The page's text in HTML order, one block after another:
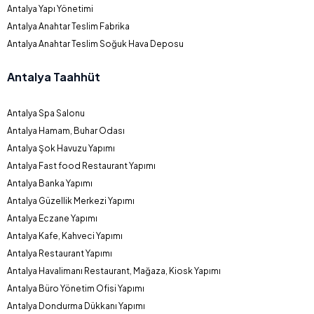
Antalya Yapı Yönetimi
Antalya Anahtar Teslim Fabrika
Antalya Anahtar Teslim Soğuk Hava Deposu
Antalya Taahhüt
Antalya Spa Salonu
Antalya Hamam, Buhar Odası
Antalya Şok Havuzu Yapımı
Antalya Fast food Restaurant Yapımı
Antalya Banka Yapımı
Antalya Güzellik Merkezi Yapımı
Antalya Eczane Yapımı
Antalya Kafe, Kahveci Yapımı
Antalya Restaurant Yapımı
Antalya Havalimanı Restaurant, Mağaza, Kiosk Yapımı
Antalya Büro Yönetim Ofisi Yapımı
Antalya Dondurma Dükkanı Yapımı